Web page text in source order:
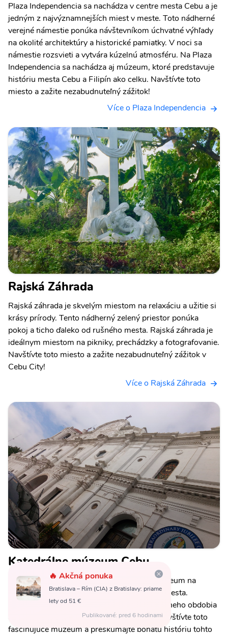
Plaza Independencia sa nachádza v centre mesta Cebu a je
jedným z najvýznamnejších miest v meste. Toto nádherné
verejné námestie ponúka návštevníkom úchvatné výhľady
na okolité architektúry a historické pamiatky. V noci sa
námestie rozsvieti a vytvára kúzelnú atmosféru. Na Plaza
Independencia sa nachádza aj múzeum, ktoré predstavuje
históriu mesta Cebu a Filipín ako celku. Navštívte toto
miesto a zažite nezabudnuteľný zážitok!
Více o Plaza Independencia
Rajská Záhrada
Rajská záhrada je skvelým miestom na relaxáciu a užitie si
krásy prírody. Tento nádherný zelený priestor ponúka
pokoj a ticho ďaleko od rušného mesta. Rajská záhrada je
ideálnym miestom na pikniky, prechádzky a fotografovanie.
Navštívte toto miesto a zažite nezabudnuteľný zážitok v
Cebu City!
Více o Rajská Záhrada
Katedrálne múzeum Cebu
Katedrálne múzeum v Cebu je najstaršie múzeum na
Filipínach a nachádza sa v historickej štvrti mesta.
Múzeum vystavuje cenné artefakty z koloniálneho obdobia
a ukazuje vývoj kresťanstva na Filipínach. Navštívte toto
fascinujúce múzeum a preskúmajte bohatú históriu tohto
🔥 Akčná ponuka
Bratislava – Rím (CIA) z Bratislavy: priame
lety od 51 €
Publikované: pred 6 hodinami